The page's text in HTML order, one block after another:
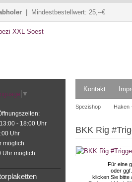
| Mindestbestellwert: 25,--€
Kontakt
Spezishop Haken
BKK Rig
Für eine
oder
klicken Sie bitte
▼
- 18:00 Uhr
Uhr
möglich
Uhr möglich